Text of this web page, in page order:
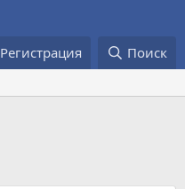
Регистрация Поиск